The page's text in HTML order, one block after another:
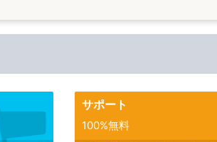
サポート
100%無料